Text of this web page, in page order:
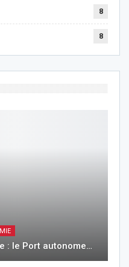
8
8
: le Port autonome…